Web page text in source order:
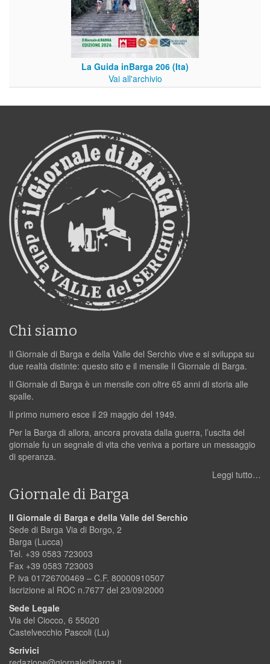
La Guida inBarga 206 (Ita)
Vai all'archivio
Chi siamo
Il Giornale di Barga e della Valle del Serchio vive e si sviluppa su
due realtà distinte: questo sito e il mensile Il Giornale di Barga.
Il Giornale di Barga è un mensile con oltre 65 anni di storia alle
spalle.
Il primo numero esce il 29 maggio del 1949.
Per la Barga di allora, ancora provata dalla guerra, l’uscita del
giornale fu un segnale di vita che veniva a portare un messaggio
di speranza.
Leggi tutto…
Giornale di Barga
Il Giornale di Barga e della Valle del Serchio
Sede di Barga Via di Borgo, 2
Barga (Lucca)
Tel. +39 0583 723003
Fax +39 0583 723003
P. iva 01726700469 – C.F. 80000910507
Iscrizione al ROC n.7677 del 23/09/2000
Sede Legale
Via del Ciocco, 6 55020
Castelvecchio Pascoli (Lu)
Scrivici